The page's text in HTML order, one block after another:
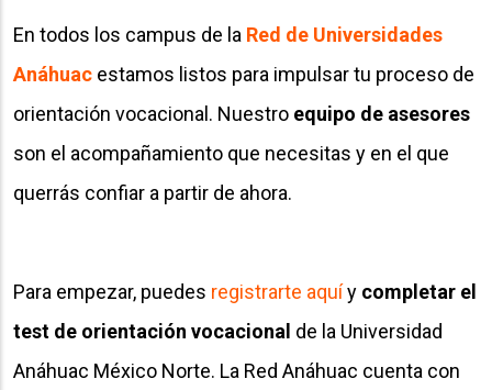
En todos los campus de la Red de Universidades
Anáhuac estamos listos para impulsar tu proceso de
orientación vocacional. Nuestro equipo de asesores
son el acompañamiento que necesitas y en el que
querrás confiar a partir de ahora.
Para empezar, puedes registrarte aquíy completar el
test de orientación vocacional de la Universidad
Anáhuac México Norte. La Red Anáhuac cuenta con